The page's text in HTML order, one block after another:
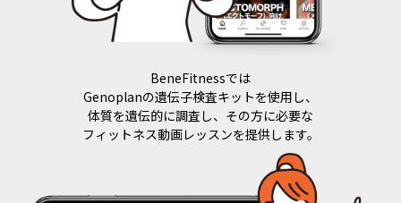
BeneFitnessでは
Genoplanの遺伝子検査キットを使用し、
体質を遺伝的に調査し、その方に必要な
フィットネス動画レッスンを提供します。